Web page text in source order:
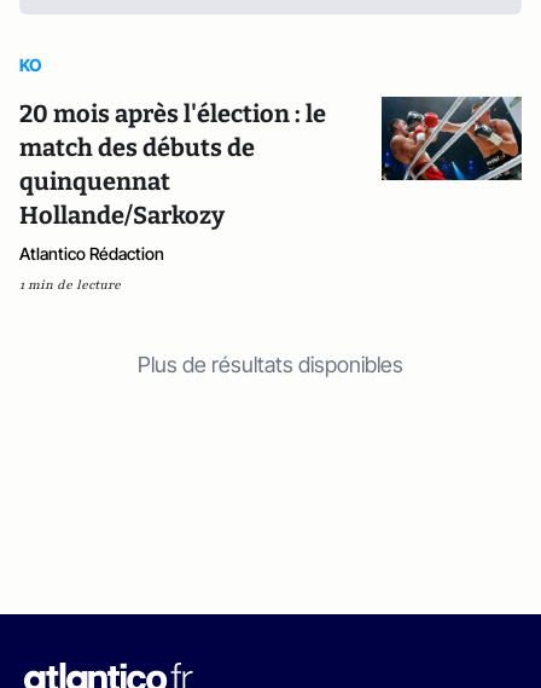
KO
20 mois après l'élection : le
match des débuts de
quinquennat
Hollande/Sarkozy
Atlantico Rédaction
1 min de lecture
Plus de résultats disponibles